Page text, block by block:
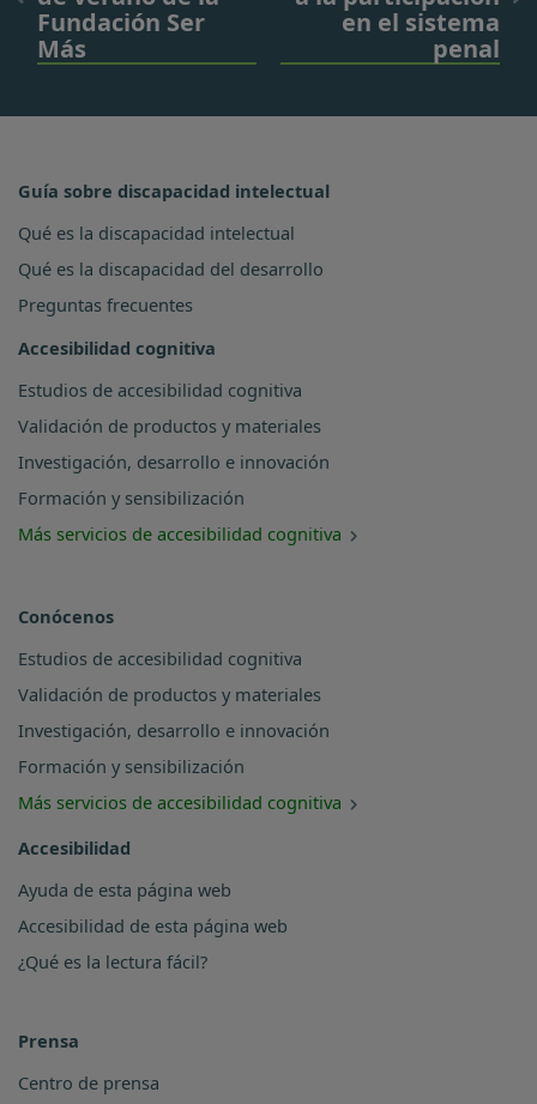
Fundación Ser
Más
en el sistema
penal
Guía sobre discapacidad intelectual
Qué es la discapacidad intelectual
Qué es la discapacidad del desarrollo
Preguntas frecuentes
Accesibilidad cognitiva
Estudios de accesibilidad cognitiva
Validación de productos y materiales
Investigación, desarrollo e innovación
Formación y sensibilización
Más servicios de accesibilidad cognitiva
Conócenos
Estudios de accesibilidad cognitiva
Validación de productos y materiales
Investigación, desarrollo e innovación
Formación y sensibilización
Más servicios de accesibilidad cognitiva
Accesibilidad
Ayuda de esta página web
Accesibilidad de esta página web
¿Qué es la lectura fácil?
Prensa
Centro de prensa